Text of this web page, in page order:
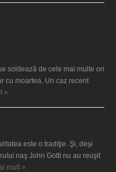
soldează de cele mai multe ori
cu moartea. Un caz recent
»
este o tradiţie. Şi, deşi
naş John Gotti nu au reuşit
mult »